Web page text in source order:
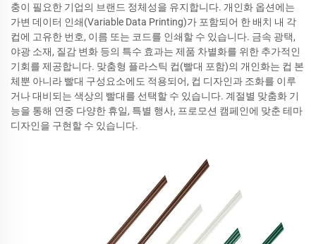
충이 필요한 기업의 브랜드 정체성을 유지합니다. 개인화 옵션에는
가변 데이터 인쇄(Variable Data Printing)가 포함되어 한 배치 내 각
컵에 고유한 번호, 이름 또는 코드를 인쇄할 수 있습니다. 금속 광택,
야광 소재, 질감 변화 등의 특수 효과는 제품 차별화를 위한 추가적인
기회를 제공합니다. 맞춤형 플라스틱 컵(빨대 포함)의 개인화는 컵 본
체뿐 아니라 빨대 구성요소에도 적용되어, 컵 디자인과 조화를 이루
거나 대비되는 색상의 빨대를 선택할 수 있습니다. 계절별 맞춤화 기
능을 통해 연중 다양한 휴일, 특별 행사, 프로모션 캠페인에 맞춘 테마
디자인을 구현할 수 있습니다.